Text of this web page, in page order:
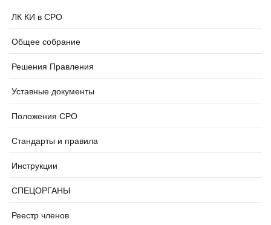
ЛК КИ в СРО
Общее собрание
Решения Правления
Уставные документы
Положения СРО
Стандарты и правила
Инструкции
СПЕЦОРГАНЫ
Реестр членов